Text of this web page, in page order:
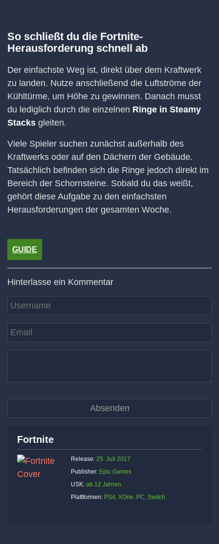
So schließt du die Fortnite-
Herausforderung schnell ab
Der einfachste Weg ist, direkt über dem Kraftwerk
zu landen. Nutze anschließend die Luftströme der
Kühltürme, um Höhe zu gewinnen. Danach musst
du lediglich durch die einzelnen Ringe in Steamy
Stacks gleiten.
Viele Spieler suchen zunächst außerhalb des
Kraftwerks oder auf den Dächern der Gebäude.
Tatsächlich befinden sich die Ringe jedoch direkt im
Bereich der Schornsteine. Sobald du das weißt,
gehört diese Aufgabe zu den einfachsten
Herausforderungen der gesamten Woche.
GUIDE
Hinterlasse ein Kommentar
Fortnite
Release: 25. Juli 2017
Publisher: Epic Games
USK: ab 12 Jahren
Plattformen: PS4, XOne, PC, Switch